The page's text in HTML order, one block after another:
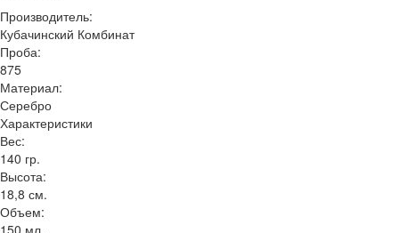
Производитель:
Кубачинский Комбинат
Проба:
875
Материал:
Серебро
Характеристики
Вес:
140 гр.
Высота:
18,8 см.
Объем: